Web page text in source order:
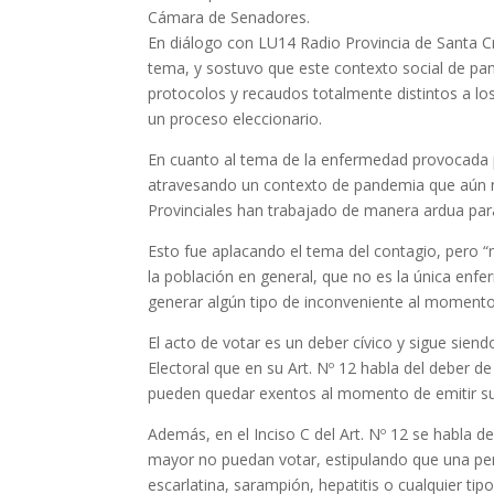
Cámara de Senadores.
En diálogo con LU14 Radio Provincia de Santa
tema, y sostuvo que este contexto social de
protocolos y recaudos totalmente distintos a
un proceso eleccionario.
En cuanto al tema de la enfermedad
atravesando un contexto de pandemia que
Provinciales han trabajado de manera ardua
Esto fue aplacando el tema del contagio, pero
la población en general, que no es la única
generar algún tipo de inconveniente al
El acto de votar es un deber cívico y sigue
Electoral que en su Art. Nº 12 habla del deber
pueden quedar exentos al momento de emitir
Además, en el Inciso C del Art. Nº 12 se habla
mayor no puedan votar, estipulando que una
escarlatina, sarampión, hepatitis o cualquier